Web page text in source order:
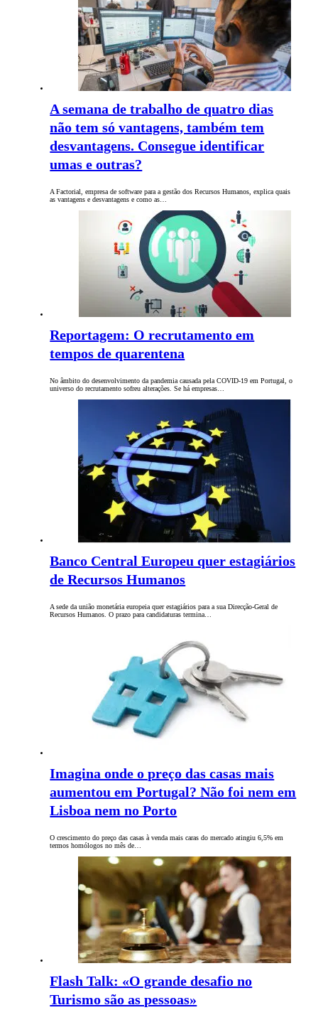
A semana de trabalho de quatro dias
não tem só vantagens, também tem
desvantagens. Consegue identificar
umas e outras?
A Factorial, empresa de software para a gestão dos Recursos Humanos, explica quais
as vantagens e desvantagens e como as…
Reportagem: O recrutamento em
tempos de quarentena
No âmbito do desenvolvimento da pandemia causada pela COVID-19 em Portugal, o
universo do recrutamento sofreu alterações. Se há empresas…
Banco Central Europeu quer estagiários
de Recursos Humanos
A sede da união monetária europeia quer estagiários para a sua Direcção-Geral de
Recursos Humanos. O prazo para candidaturas termina…
Imagina onde o preço das casas mais
aumentou em Portugal? Não foi nem em
Lisboa nem no Porto
O crescimento do preço das casas à venda mais caras do mercado atingiu 6,5% em
termos homólogos no mês de…
Flash Talk: «O grande desafio no
Turismo são as pessoas»